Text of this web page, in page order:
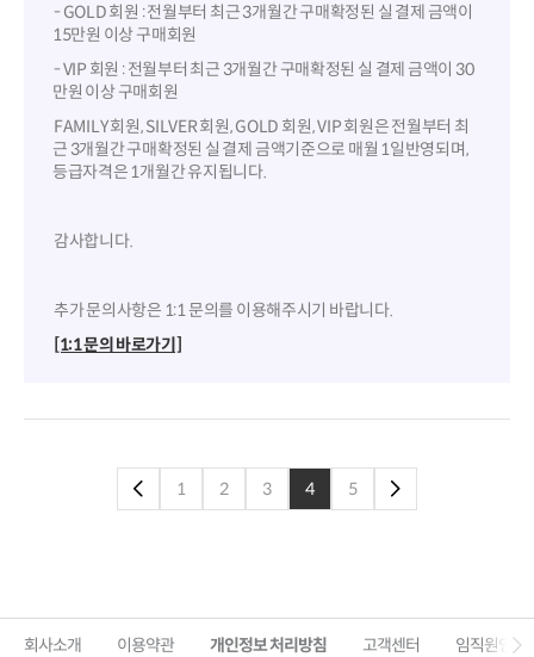
- GOLD 회원 : 전월부터 최근 3개월간 구매확정된 실 결제 금액이
15만원 이상 구매회원
- VIP 회원 : 전월부터 최근 3개월간 구매확정된 실 결제 금액이 30
만원 이상 구매회원
FAMILY 회원, SILVER 회원, GOLD 회원, VIP 회원은 전월부터 최
근 3개월간 구매확정된 실 결제 금액기준으로 매월 1일반영되며,
등급자격은 1개월간 유지됩니다.
감사합니다.
추가 문의사항은 1:1 문의를 이용해주시기 바랍니다.
[1:1 문의 바로가기]
이전페이지로
1 2 3 4
5
다음페이지로
회사소개 이용약관 개인정보 처리방침 고객센터 임직원인증